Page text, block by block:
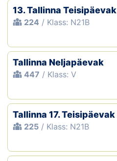
Tule klubisse!
Tulemused
Dokumendid
Klubid
Suletud maastikud
Püsirajad
13. Tallinna Teisipäevak
224 / Klass: N21B
Tallinna Neljapäevak
447 / Klass: V
Tallinna 17. Teisipäevak
225 / Klass: N21B